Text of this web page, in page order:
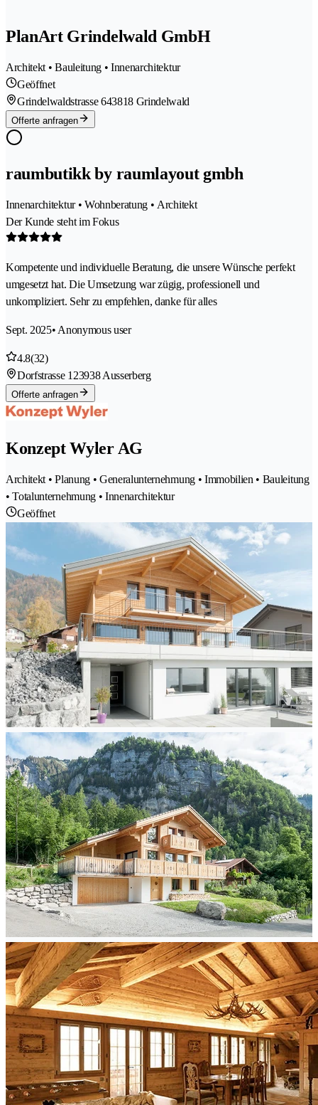
PlanArt Grindelwald GmbH
Architekt • Bauleitung • Innenarchitektur
Geöffnet
Grindelwaldstrasse 643818 Grindelwald
Offerte anfragen
raumbutikk by raumlayout gmbh
Innenarchitektur • Wohnberatung • Architekt
Der Kunde steht im Fokus
Kompetente und individuelle Beratung, die unsere Wünsche perfekt
umgesetzt hat. Die Umsetzung war zügig, professionell und
unkompliziert. Sehr zu empfehlen, danke für alles
Sept. 2025• Anonymous user
4.8(32)
Dorfstrasse 123938 Ausserberg
Offerte anfragen
Konzept Wyler AG
Architekt • Planung • Generalunternehmung • Immobilien • Bauleitung
• Totalunternehmung • Innenarchitektur
Geöffnet